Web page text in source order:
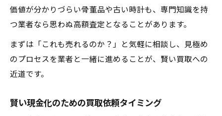
価値が分かりづらい骨董品や古い時計も、専門知識を持
つ業者なら思わぬ高額査定となることがあります。
まずは「これも売れるのか？」と気軽に相談し、見極め
のプロセスを業者と一緒に進めることが、賢い買取への
近道です。
賢い現金化のための買取依頼タイミング